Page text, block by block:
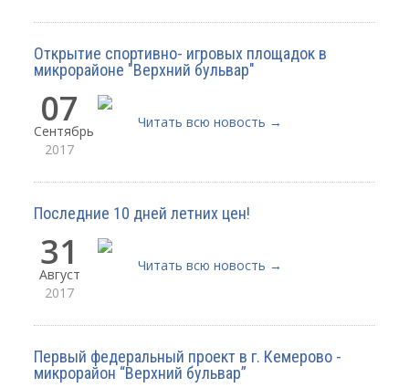
Открытие спортивно- игровых площадок в
микрорайоне "Верхний бульвар"
07
Сентябрь
2017
Читать всю новость →
Последние 10 дней летних цен!
31
Август
2017
Читать всю новость →
Первый федеральный проект в г. Кемерово -
микрорайон “Верхний бульвар”